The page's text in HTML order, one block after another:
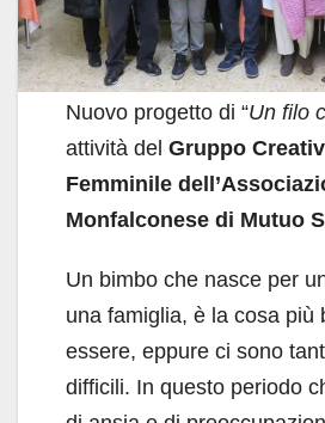
Nuovo progetto di “Un filo
attività del Gruppo
Femminile
Monfalconese di Mutuo
Un bimbo che nasce per
una famiglia, è la cosa più
essere, eppure ci sono
difficili. In questo periodo